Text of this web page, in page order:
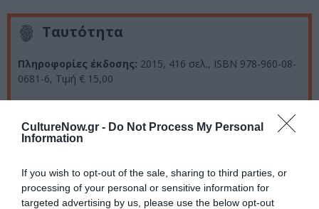
CultureNow.gr - Do Not Process My Personal
Information
If you wish to opt-out of the sale, sharing to third parties, or
processing of your personal or sensitive information for
targeted advertising by us, please use the below opt-out
Ταυτότητα
Πληροφορίες έκδοσης: 2015, 416 σελ., ISBN 978-960-08-
0681-6, Τιμή € 15,00
Ακολουθήστε το Culturenow.gr στο Google News και
Δείτε όλα τα τελευταία νέα για την Τέχνη και τον
Πολιτισμό στοCulturenow.gr